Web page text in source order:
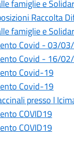
famiglie e
Raccolta
famiglie e
Covid - 03/
Covid - 16/
Covid-19
Covid-19
presso l
COVID19
COVID19